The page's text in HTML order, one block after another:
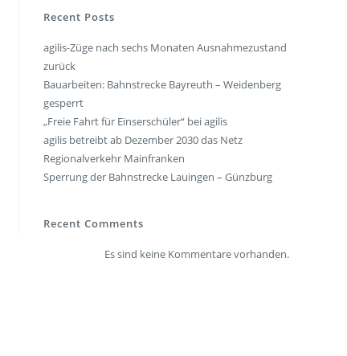
Umwelt & Nachhaltigkeit
Kontakt Fahrgäste
Recent Posts
agilis-Züge nach sechs Monaten Ausnahmezustand
zurück
Bauarbeiten: Bahnstrecke Bayreuth – Weidenberg
gesperrt
„Freie Fahrt für Einserschüler“ bei agilis
agilis betreibt ab Dezember 2030 das Netz
Regionalverkehr Mainfranken
Sperrung der Bahnstrecke Lauingen – Günzburg
Recent Comments
Es sind keine Kommentare vorhanden.